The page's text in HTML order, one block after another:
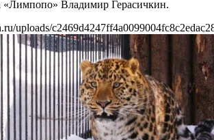
«Лимпопо» Владимир Герасичкин.
uploads/